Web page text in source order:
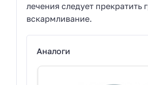
лечения следует прекратить
вскармливание.
Аналоги